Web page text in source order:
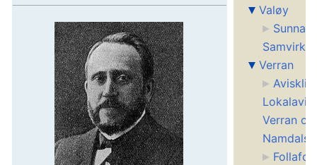
Valøy
Sunnan
Verran
Verran og